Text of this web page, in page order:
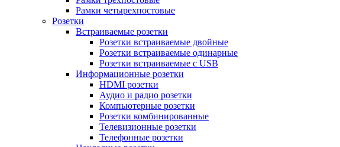
Рамки четырехпостовые
Розетки
Встраиваемые розетки
Розетки встраиваемые двойные
Розетки встраиваемые одинарные
Розетки встраиваемые с USB
Информационные розетки
HDMI розетки
Аудио и радио розетки
Компьютерные розетки
Розетки комбинированные
Телевизионные розетки
Телефонные розетки